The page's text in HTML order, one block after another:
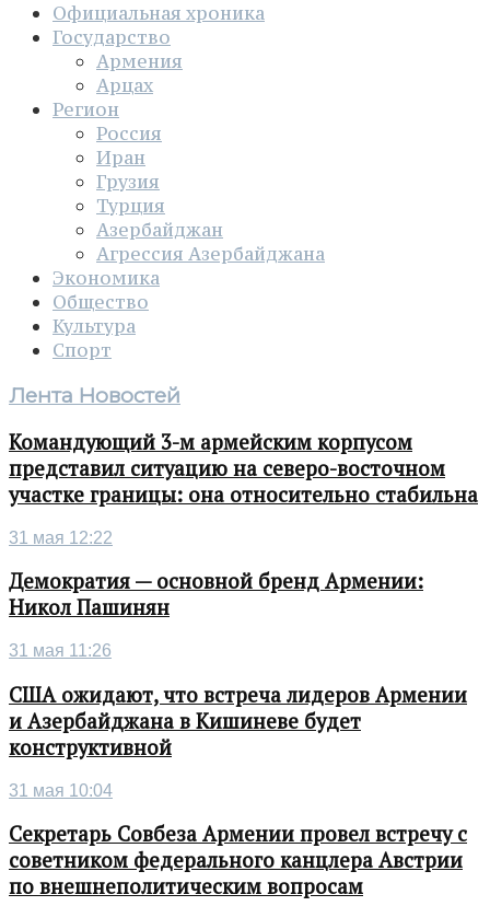
Официальная хроника
Государство
Армения
Арцах
Регион
Россия
Иран
Грузия
Турция
Азербайджан
Агрессия Азербайджана
Экономика
Общество
Культура
Спорт
Лента Новостей
Командующий 3-м армейским корпусом
представил ситуацию на северо-восточном
участке границы: она относительно стабильна
31 мая 12:22
Демократия — основной бренд Армении:
Никол Пашинян
31 мая 11:26
США ожидают, что встреча лидеров Армении
и Азербайджана в Кишиневе будет
конструктивной
31 мая 10:04
Секретарь Совбеза Армении провел встречу с
советником федерального канцлера Австрии
по внешнеполитическим вопросам